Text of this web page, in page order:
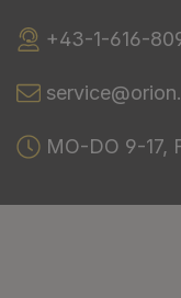
+43-1-616-
MO-DO 9-17,